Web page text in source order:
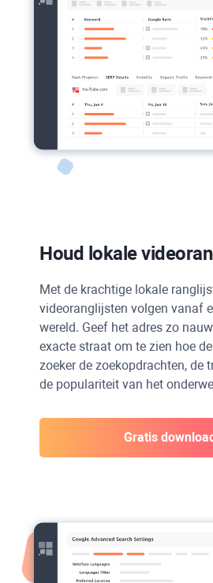
Houd lokale
Met de krachtige lokale
videoranglijsten volgen vanaf
wereld. Geef het adres zo
exacte straat om te zien hoe
zoeker de zoekopdrachten, de
de populariteit van het
Gratis